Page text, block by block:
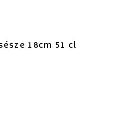
18cm 51 cl